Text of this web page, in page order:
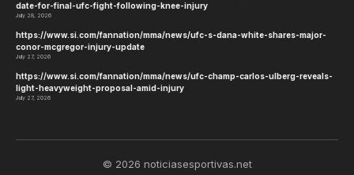
date-for-final-ufc-fight-following-knee-injury
July 28, 2026
https://www.si.com/fannation/mma/news/ufc-s-dana-white-shares-major-
conor-mcgregor-injury-update
July 27, 2026
https://www.si.com/fannation/mma/news/ufc-champ-carlos-ulberg-reveals-
light-heavyweight-proposal-amid-injury
July 27, 2026
© 2026 noticiasesportivas.net